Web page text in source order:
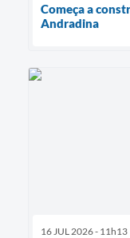
Começa a
Andradina
16 JUL 2026 - 11h13